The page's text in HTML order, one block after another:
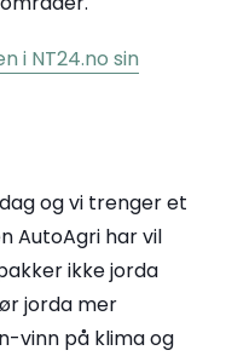
i NT24.no sin
og vi trenger et
AutoAgri har vil
ikke jorda
jorda mer
vinn på klima og